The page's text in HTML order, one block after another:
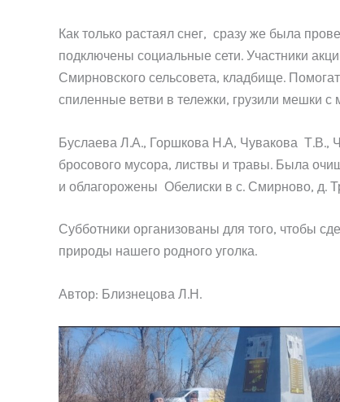
Как только растаял снег, сразу же была
подключены социальные сети. Участники
Смирновского сельсовета, кладбище.
спиленные ветви в тележки, грузили мешки
Буслаева Л.А., Горшкова Н.А, Чувакова Т.В.,
бросового мусора, листвы и травы. Была
и облагорожены Обелиски в с. Смирново, д.
Субботники организованы для того, чтобы
природы нашего родного уголка.
Автор: Близнецова Л.Н.